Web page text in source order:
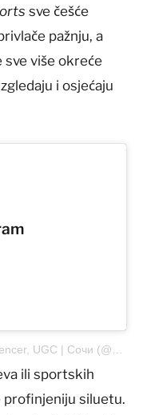
sve češće
pažnju, a
sve više okreće
i osjećaju
ili sportskih
profinjeniju siluetu.